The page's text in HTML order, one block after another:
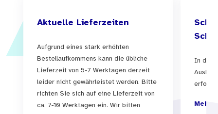
Grafik und Zitate von Jugendlichen zeigen, dass
der Konsum sinkt und das Ansehen von Alkohol
schwindet. Das Arbeitsblatt regt dazu an,
Argumente zu sammeln und sich selbst zum
Thema „Alkohol und Gruppenzwang“ zu
positionieren.
Aktuelle Lieferzeiten
Aufgrund eines stark erhöhten
Bestellaufkommens kann die übliche
Lieferzeit von 5-7 Werktagen derzeit
leider nicht gewährleistet werden. Bitte
richten Sie sich auf eine Lieferzeit von
ca. 7-10 Werktagen ein. Wir bitten
In der
Mehr